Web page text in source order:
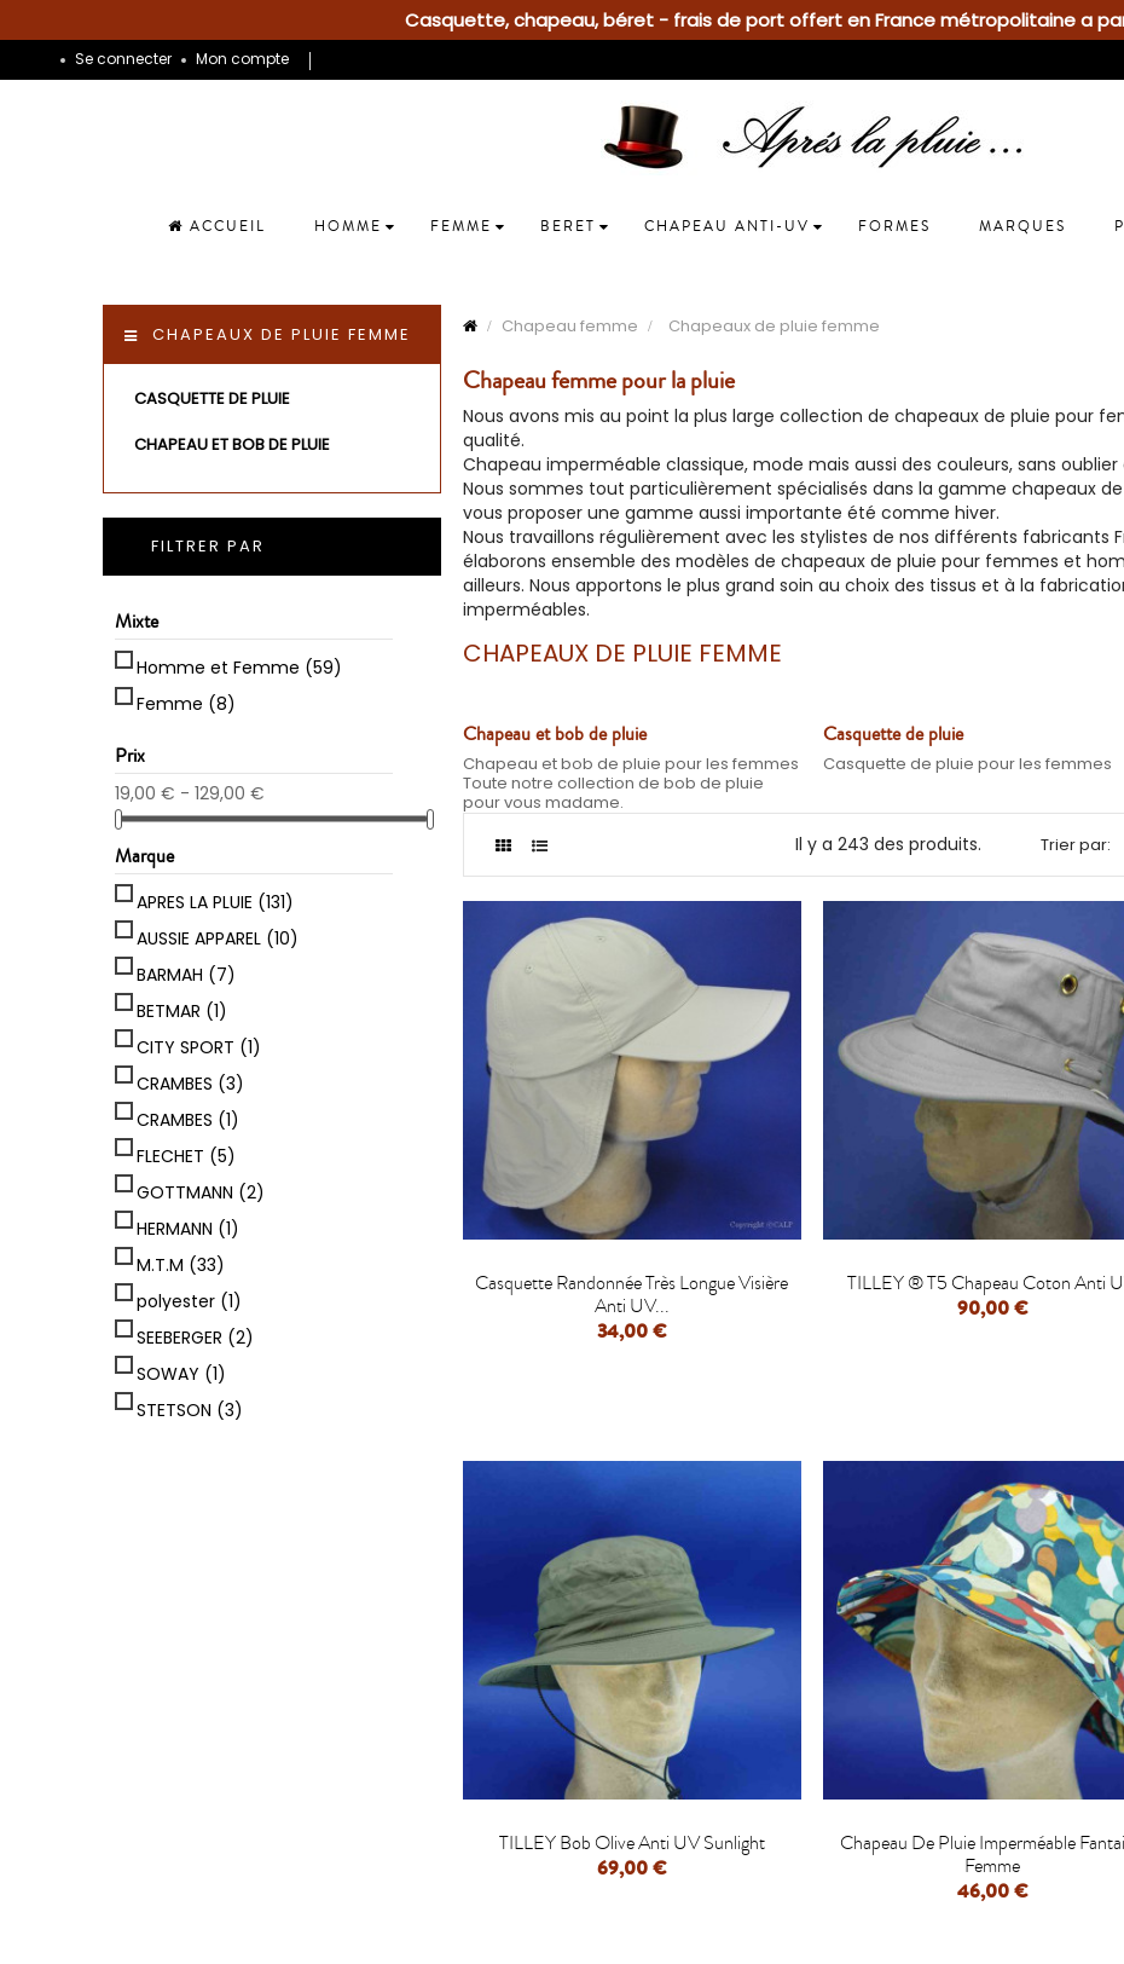
Casquette, chapeau, béret - frais de port offert en France métropolitaine a
Se connecter Mon compte
ACCUEIL HOMME FEMME BERET CHAPEAU ANTI-UV FORMES MARQUES
CHAPEAUX DE PLUIE FEMME
CASQUETTE DE PLUIE
CHAPEAU ET BOB DE PLUIE
FILTRER PAR
Mixte
Homme et Femme (59)
Femme (8)
Prix
19,00 € - 129,00 €
Marque
APRES LA PLUIE (131)
AUSSIE APPAREL (10)
BARMAH (7)
BETMAR (1)
CITY SPORT (1)
CRAMBES (3)
CRAMBES (1)
FLECHET (5)
GOTTMANN (2)
HERMANN (1)
M.T.M (33)
polyester (1)
SEEBERGER (2)
SOWAY (1)
STETSON (3)
Chapeau femme Chapeaux de pluie femme
Chapeau femme pour la pluie
Nous avons mis au point la plus large collection de chapeaux de pluie pour
qualité.
Chapeau imperméable classique, mode mais aussi des couleurs, sans
Nous sommes tout particulièrement spécialisés dans la gamme chapeaux
vous proposer une gamme aussi importante été comme hiver.
Nous travaillons régulièrement avec les stylistes de nos différents fabricants
élaborons ensemble des modèles de chapeaux de pluie pour femmes et
ailleurs. Nous apportons le plus grand soin au choix des tissus et à la
imperméables.
CHAPEAUX DE PLUIE FEMME
Chapeau et bob de pluie
Chapeau et bob de pluie pour les femmes
Toute notre collection de bob de pluie
pour vous madame.
Casquette de pluie
Casquette de pluie pour les femmes
Il y a 243 des produits. Trier par:

Casquette Randonnée Très Longue Visière
Anti UV...
34,00 €

TILLEY ® T5 Chapeau Coton Anti
90,00 €

TILLEY Bob Olive Anti UV Sunlight
69,00 €

Chapeau De Pluie Imperméable
Femme
46,00 €